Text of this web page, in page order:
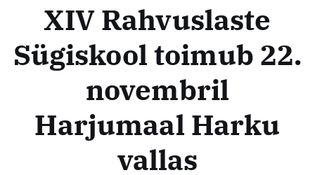
s
t
e
e
s
k
u
XIV Rahvuslaste
Sügiskool toimub 22.
novembril
Harjumaal Harku
vallas